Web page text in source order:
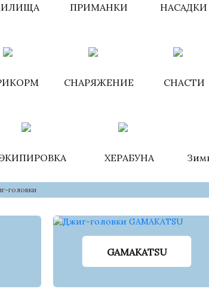
ПРИМАНКИ НАСАДКИ
СНАРЯЖЕНИЕ СНАСТИ
ХЕРАБУНА
головки
GAMAKATSU